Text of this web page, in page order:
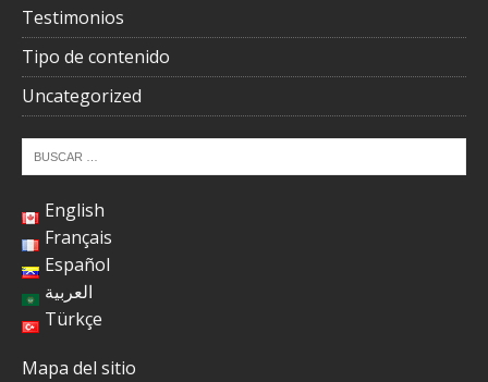
Testimonios
Tipo de contenido
Uncategorized
English
Français
Español
العربية
Türkçe
Mapa del sitio